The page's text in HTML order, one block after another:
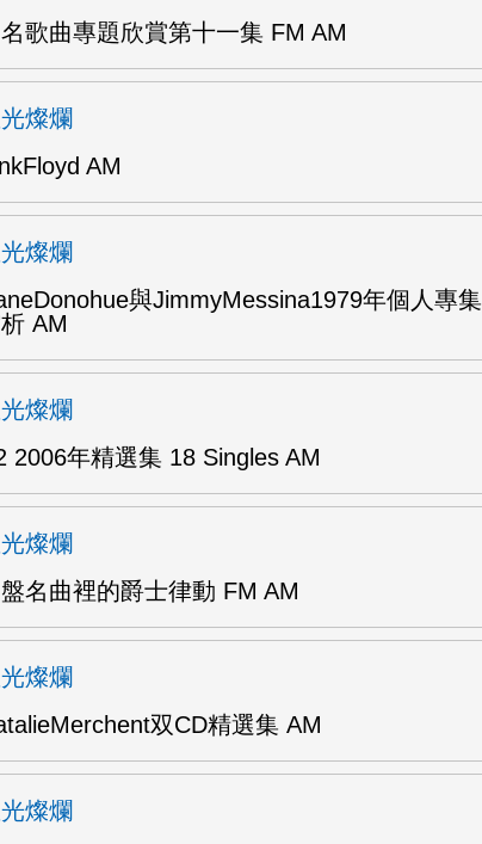
歌曲專題欣賞第十一集 FM AM
燦爛
AM
燦爛
與JimmyMessina1979年個人專集
AM
燦爛
2006年精選集 18 Singles AM
燦爛
名曲裡的爵士律動 FM AM
燦爛
双CD精選集 AM
燦爛